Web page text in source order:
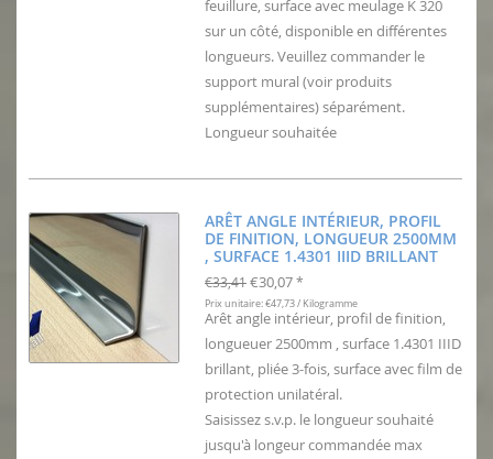
feuillure, surface avec meulage K 320
sur un côté, disponible en différentes
longueurs. Veuillez commander le
support mural (voir produits
supplémentaires) séparément.
Longueur souhaitée
ARÊT ANGLE INTÉRIEUR, PROFIL
DE FINITION, LONGUEUR 2500MM
, SURFACE 1.4301 IIID BRILLANT
€33,41 €30,07 *
Prix unitaire: €47,73 / Kilogramme
Arêt angle intérieur, profil de finition,
longueuer 2500mm , surface 1.4301 IIID
brillant, pliée 3-fois, surface avec film de
protection unilatéral.
Saisissez s.v.p. le longueur souhaité
jusqu'à longeur commandée max